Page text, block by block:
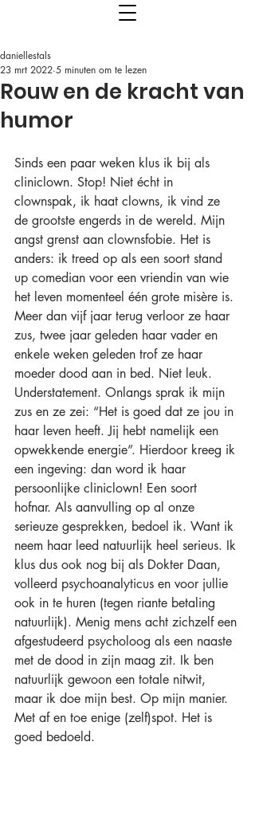
Rouw en de kracht van
humor
daniellestals
23 mrt 2022 5 minuten om te lezen
Sinds een paar weken klus ik bij als
cliniclown. Stop! Niet écht in
clownspak, ik haat clowns, ik vind ze
de grootste engerds in de wereld. Mijn
angst grenst aan clownsfobie. Het is
anders: ik treed op als een soort stand
up comedian voor een vriendin van wie
het leven momenteel één grote misère is.
Meer dan vijf jaar terug verloor ze haar
zus, twee jaar geleden haar vader en
enkele weken geleden trof ze haar
moeder dood aan in bed. Niet leuk.
Understatement. Onlangs sprak ik mijn
zus en ze zei: “Het is goed dat ze jou in
haar leven heeft. Jij hebt namelijk een
opwekkende energie”. Hierdoor kreeg ik
een ingeving: dan word ik haar
persoonlijke cliniclown! Een soort
hofnar. Als aanvulling op al onze
serieuze gesprekken, bedoel ik. Want ik
neem haar leed natuurlijk heel serieus. Ik
klus dus ook nog bij als Dokter Daan,
volleerd psychoanalyticus en voor jullie
ook in te huren (tegen riante betaling
natuurlijk). Menig mens acht zichzelf een
afgestudeerd psycholoog als een naaste
met de dood in zijn maag zit. Ik ben
natuurlijk gewoon een totale nitwit,
maar ik doe mijn best. Op mijn manier.
Met af en toe enige (zelf)spot. Het is
goed bedoeld.